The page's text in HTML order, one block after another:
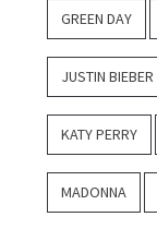
GREEN DAY
JUSTIN BIEBER
KATY PERRY
MADONNA